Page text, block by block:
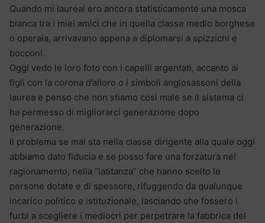
Quando mi laureai ero ancora statisticamente una mosca
bianca tra i miei amici che in quella classe medio borghese
o operaia, arrivavano appena a diplomarsi a spizzichi e
bocconi.
Oggi vedo le loro foto con i capelli argentati, accanto ai
figli con la corona d’alloro o i simboli anglosassoni della
laurea e penso che non stiamo così male se il sistema ci
ha permesso di migliorarci generazione dopo
generazione.
Il problema se mai sta nella classe dirigente alla quale oggi
abbiamo dato fiducia e se posso fare una forzatura nel
ragionamento, nella “latitanza” che hanno scelto le
persone dotate e di spessore, rifuggendo da qualunque
incarico politico e istituzionale, lasciando che fossero i
furbi a scegliere i mediocri per perpetrare la fabbrica del